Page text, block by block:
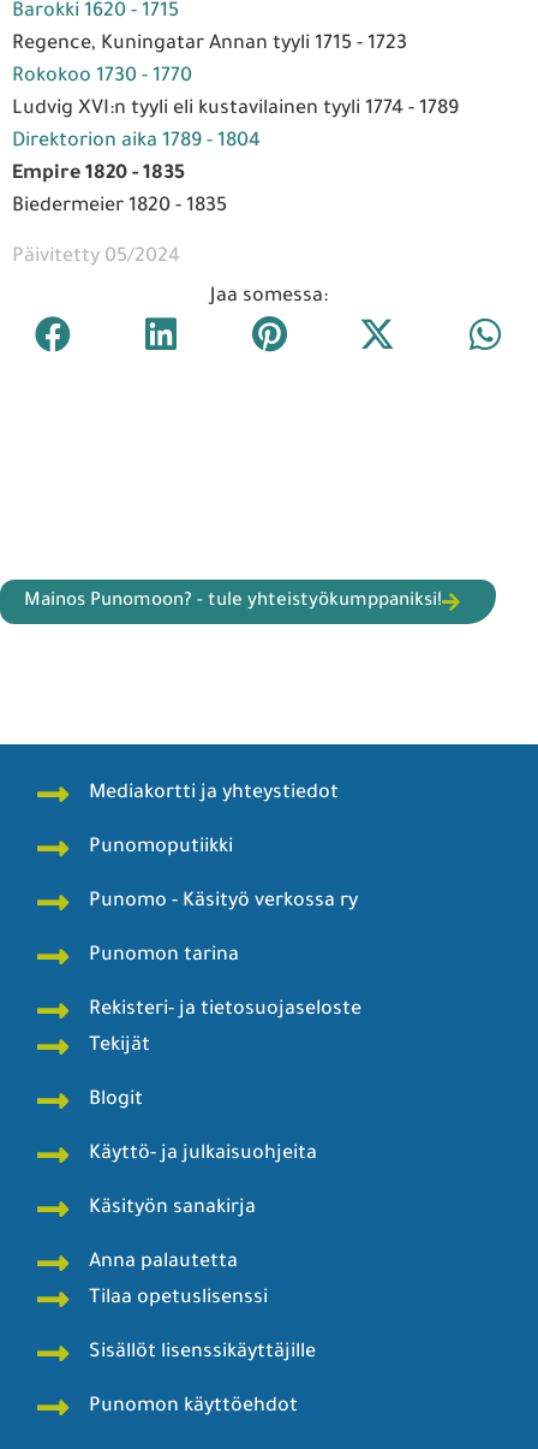
Barokki 1620 - 1715
Regence, Kuningatar Annan tyyli 1715 - 1723
Rokokoo 1730 - 1770
Ludvig XVI:n tyyli eli kustavilainen tyyli 1774 - 1789
Direktorion aika 1789 - 1804
Empire 1820 - 1835
Biedermeier 1820 - 1835
Päivitetty 05/2024
Jaa somessa:
Mainos Punomoon? - tule yhteistyökumppaniksi!
Mediakortti ja yhteystiedot
Punomoputiikki
Punomo - Käsityö verkossa ry
Punomon tarina
Rekisteri- ja tietosuojaseloste
Tekijät
Blogit
Käyttö- ja julkaisuohjeita
Käsityön sanakirja
Anna palautetta
Tilaa opetuslisenssi
Sisällöt lisenssikäyttäjille
Punomon käyttöehdot